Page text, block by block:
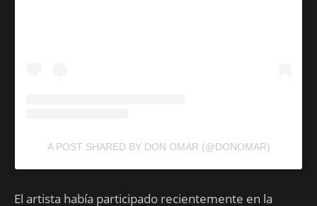
A POST SHARED BY DON OMAR (@DONOMAR)
El artista había participado recientemente en la